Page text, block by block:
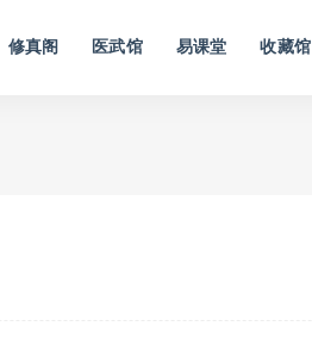
修真阁 医武馆 易课堂 收藏馆